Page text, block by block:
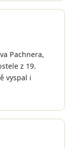
Pachnera,
z 19.
vyspal i